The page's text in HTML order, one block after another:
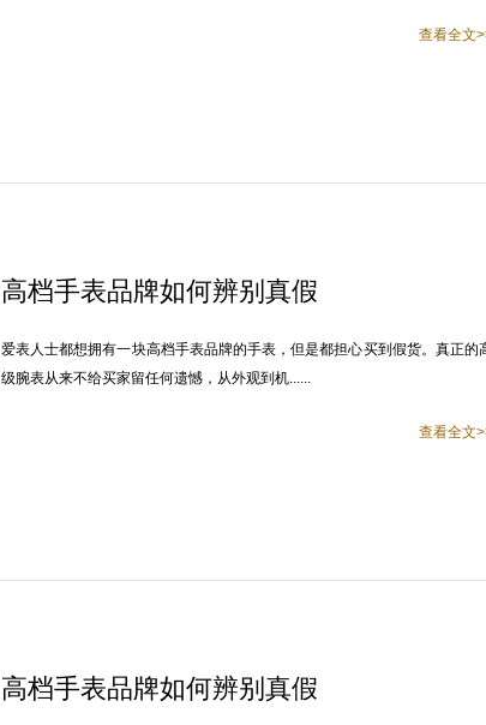
查看全文
高档手表品牌如何辨别真假
爱表人士都想拥有一块高档手表品牌的手表，但是都担心买到假货。真正的
级腕表从来不给买家留任何遗憾，从外观到机......
查看全文
高档手表品牌如何辨别真假